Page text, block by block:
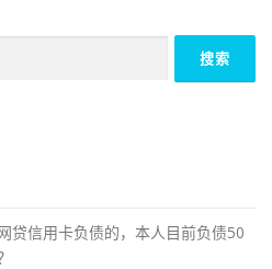
贷信用卡负债的，本人目前负债50